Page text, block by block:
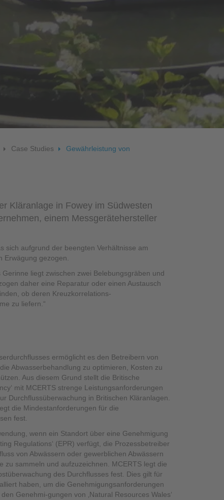
Case Studies
Gewährleistung von
Kläranlage in Fowey im Südwesten
einem Messgerätehersteller
sich aufgrund der beengten Verhältnisse am
gezogen.
liegt zwischen zwei Belebungsgräben und
daher eine Reparatur oder einen Austausch
ob deren Kreuzkorrelations-
zu liefern.“
ermöglicht es den Betreibern von
Abwasserbehandlung zu optimieren, Kosten zu
Aus diesem Grund stellt die Britische
mit MCERTS strenge Leistungsanforderungen
Durchflussüberwachung in Britischen Kläranlagen.
die Mindestanforderungen für die
fest.
wenn ein Standort über eine Genehmigung
Regulations‘ (EPR) verfügt, die Prozessbetreiber
von Abwässern oder gewerblichen Abwässern
zu sammeln und aufzuzeichnen. MCERTS legt die
des Durchflusses fest. Dies gilt für
haben, um die Genehmigungsanforderungen
Genehmi-gungen von ‚Natural Resources Wales‘